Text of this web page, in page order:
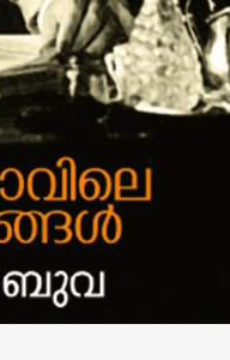
STORIES
TRANSLATIONS
TRAVELOGUE
WORLD CLASSICS